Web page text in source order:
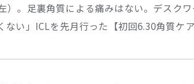
）。足裏角質による痛みはない。デスク
ない」ICLを先月行った【初回6.30角質ケ